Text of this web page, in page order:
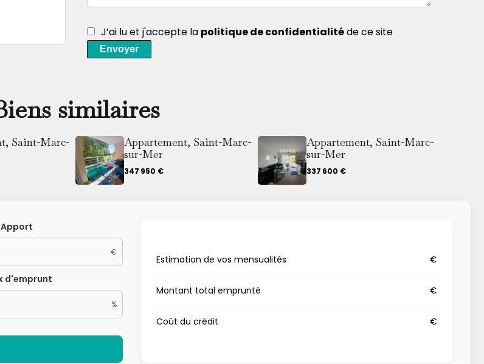
J’ai lu et j'accepte la politique de confidentialitéde ce site
Envoyer
similaires
Saint-Marc-
Appartement, Saint-Marc-
sur-Mer
347 950 €
Appartement, Saint-Marc-
sur-Mer
337 600 €
Apport
€
d'emprunt
%
Estimation de vos mensualités €
Montant total emprunté €
Coût du crédit €